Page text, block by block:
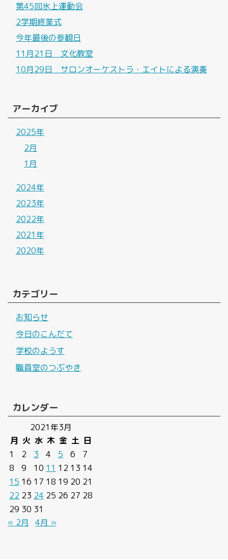
第45回氷上運動会
2学期終業式
今年最後の参観日
11月21日 文化教室
10月29日 サロンオーケストラ・エイトによる演奏
アーカイブ
2025年
2月
1月
2024年
2023年
2022年
2021年
2020年
カテゴリー
お知らせ
今日のこんだて
学校のようす
職員室のつぶやき
カレンダー
2021年3月
月 火 水 木 金 土 日
1
2 3 4 5 6
7
8
9 10 11 12 13 14
15 16 17 18 19 20 21
22 23 24 25 26 27 28
29 30 31
« 2月
4月 »